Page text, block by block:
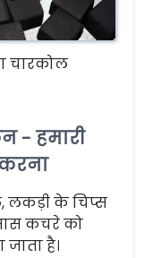
चारकोल
- हमारी
लकड़ी के चिप्स
कचरे को
है।